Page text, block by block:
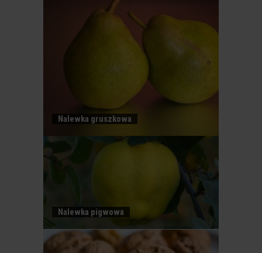
Nalewka gruszkowa
Nalewka pigwowaNALEWKA WIŚNIOWA